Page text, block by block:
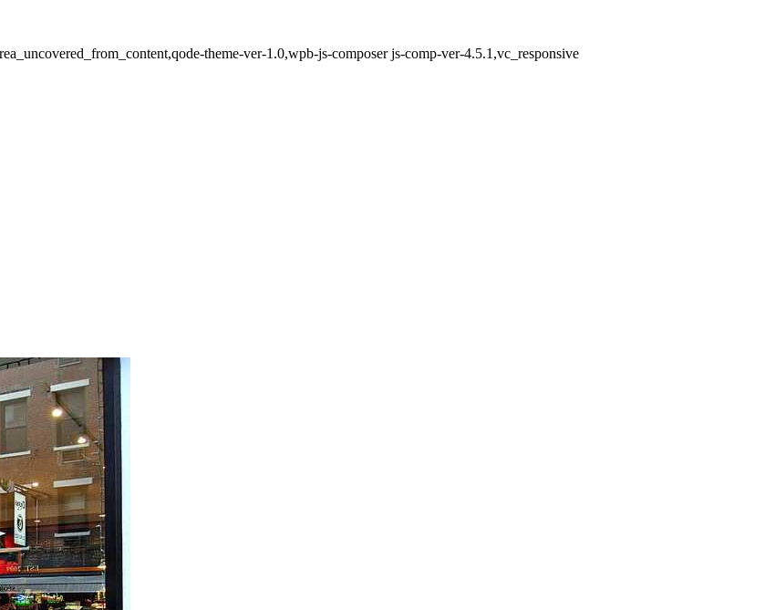
theme-ver-1.0,wpb-js-composer js-comp-ver-4.5.1,vc_responsive